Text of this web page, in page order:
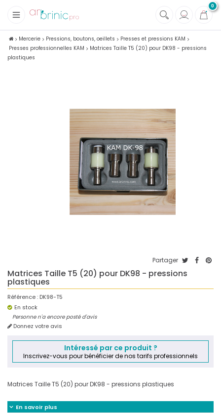
0
Tissus
+
Mercerie
Mercerie Pressions, boutons, oeillets
Presses et pressions KAM
Presses professionnelles KAM
Matrices Taille T5 (20) pour DK98 - pressions
plastiques
Partager
Matrices Taille T5 (20) pour DK98 - pressions
plastiques
Référence : DK98-T5
En stock
Personne n'a encore posté d'avis
Donnez votre avis
Intéressé par ce produit ?
Inscrivez-vous pour bénéficier de nos tarifs professionnels
Matrices Taille T5 (20) pour DK98 - pressions plastiques
En savoir plus